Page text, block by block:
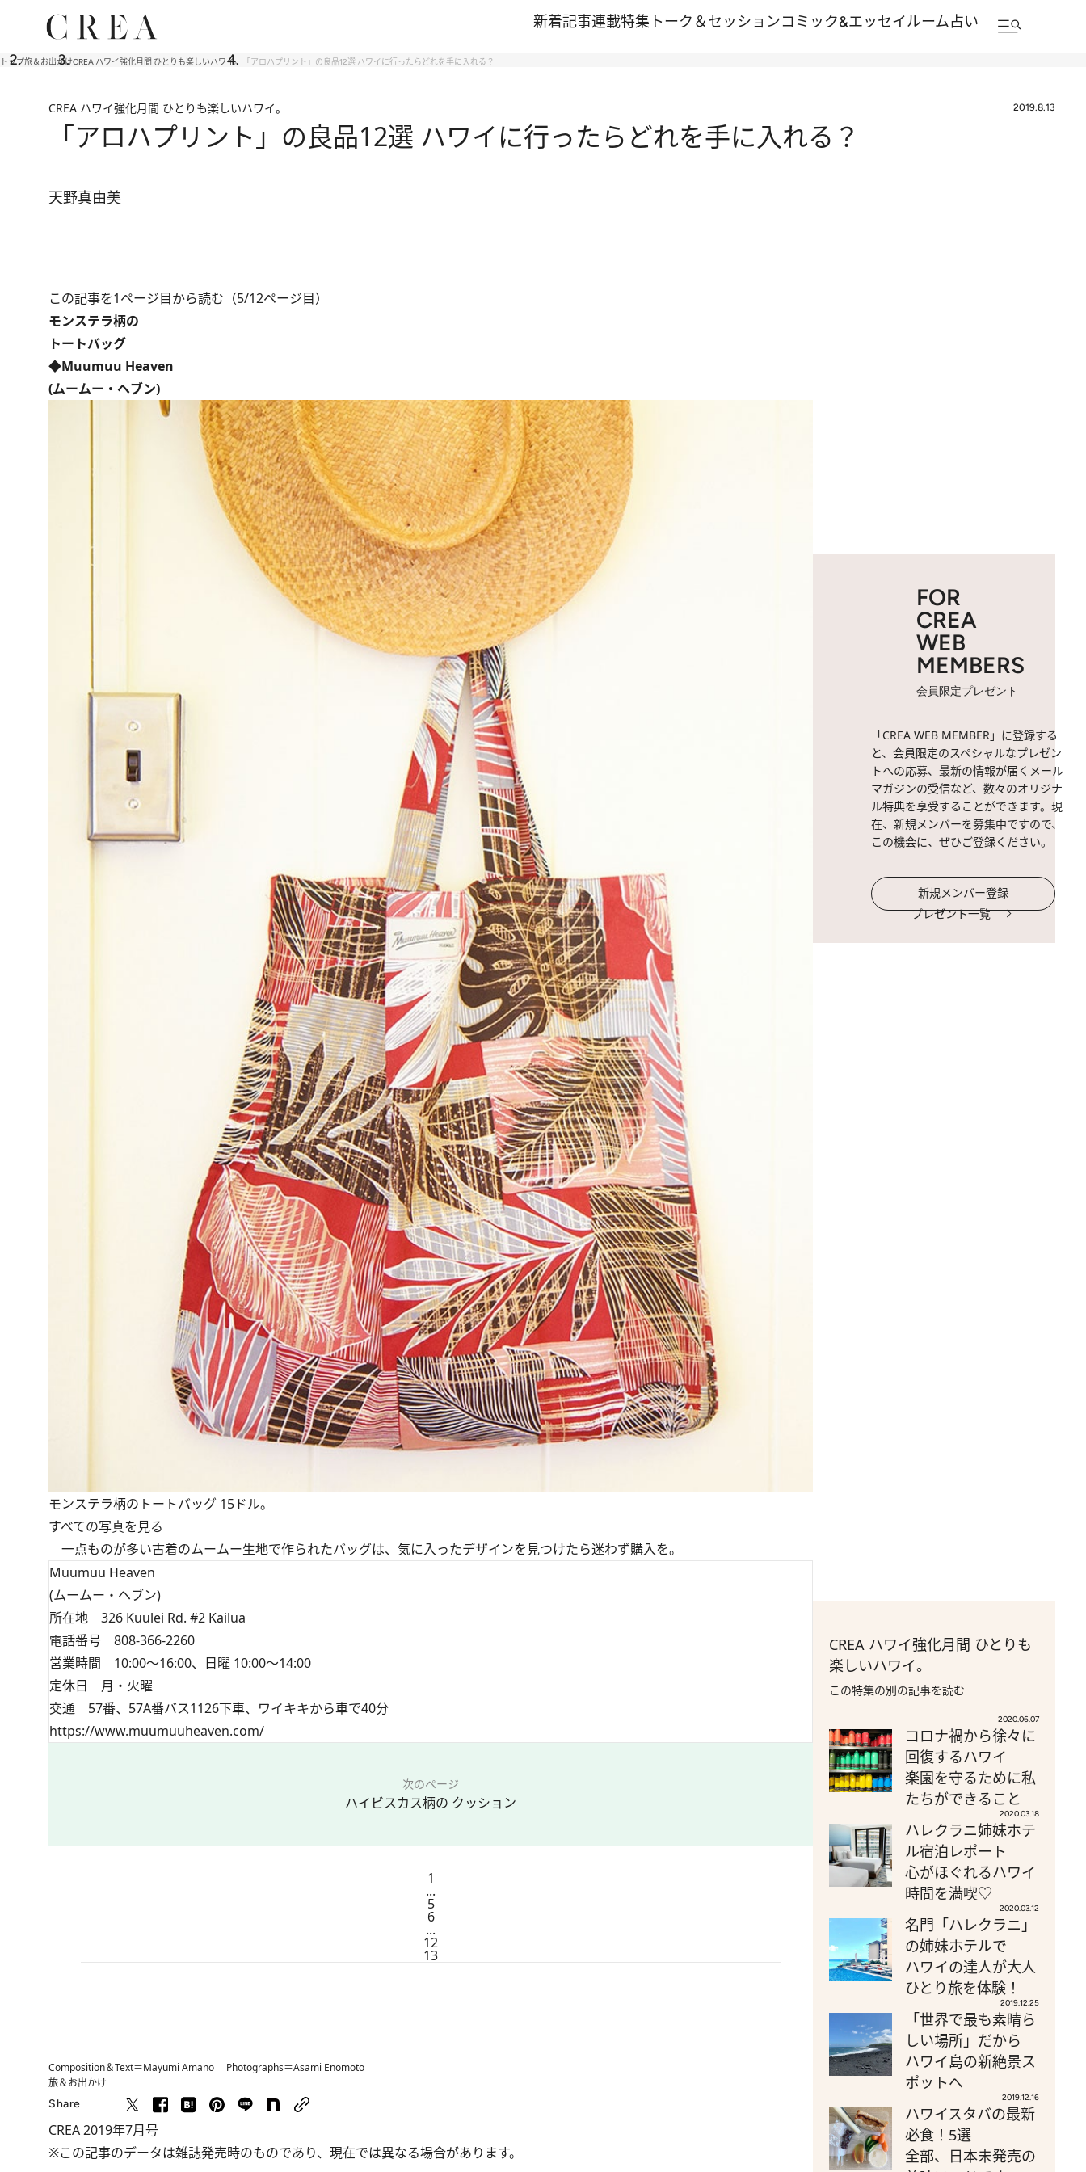
新着記事連載特集 トーク＆セッションコミック&エッセイルーム占い
トップ旅＆お出かけCREA ハワイ強化月間 ひとりも楽しいハワイ。 「アロハプリント」の良品12選 ハワイに行ったらどれを手に入れる？
CREA ハワイ強化月間 ひとりも楽しいハワイ。 2019.8.13
「アロハプリント」の良品12選 ハワイに行ったらどれを手に入れる？
天野真由美
この記事を1ページ目から読む（5/12ページ目）
モンステラ柄の
トートバッグ
◆Muumuu Heaven
(ムームー・ヘブン)
モンステラ柄のトートバッグ 15ドル。
すべての写真を見る
一点ものが多い古着のムームー生地で作られたバッグは、気に入ったデザインを見つけたら迷わず購入を。
Muumuu Heaven
(ムームー・ヘブン)
所在地 326 Kuulei Rd. #2 Kailua
電話番号 808-366-2260
営業時間 10:00～16:00、日曜 10:00～14:00
定休日 月・火曜
交通 57番、57A番バス1126下車、ワイキキから車で40分
https://www.muumuuheaven.com/
次のページ
ハイビスカス柄の クッション
1
...
5
6
...
12
13
Composition＆Text＝Mayumi Amano Photographs＝Asami Enomoto
旅＆お出かけ
Share
CREA 2019年7月号
※この記事のデータは雑誌発売時のものであり、現在では異なる場合があります。
FOR
CREA
WEB
MEMBERS
会員限定プレゼント
「CREA WEB MEMBER」に登録する
と、会員限定のスペシャルなプレゼン
トへの応募、最新の情報が届くメール
マガジンの受信など、数々のオリジナ
ル特典を享受することができます。現
在、新規メンバーを募集中ですので、
この機会に、ぜひご登録ください。
新規メンバー登録
プレゼント一覧
CREA ハワイ強化月間 ひとりも
楽しいハワイ。
この特集の別の記事を読む
2020.06.07
コロナ禍から徐々に
回復するハワイ
楽園を守るために私
たちができること
2020.03.18
ハレクラニ姉妹ホテ
ル宿泊レポート
心がほぐれるハワイ
時間を満喫♡
2020.03.12
名門「ハレクラニ」
の姉妹ホテルで
ハワイの達人が大人
ひとり旅を体験！
2019.12.25
「世界で最も素晴ら
しい場所」だから
ハワイ島の新絶景ス
ポットへ
2019.12.16
ハワイスタバの最新
必食！5選
全部、日本未発売の